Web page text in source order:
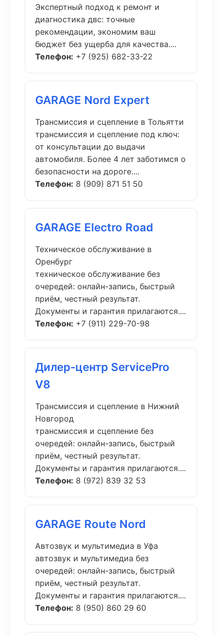
Экспертный подход к ремонт и
диагностика двс: точные
рекомендации, экономим ваш
бюджет без ущерба для качества....
Телефон: +7 (925) 682-33-22
GARAGE Nord Expert
Трансмиссия и сцепление в Тольятти
трансмиссия и сцепление под ключ:
от консультации до выдачи
автомобиля. Более 4 лет заботимся о
безопасности на дороге....
Телефон: 8 (909) 871 51 50
GARAGE Electro Road
Техническое обслуживание в
Оренбург
техническое обслуживание без
очередей: онлайн-запись, быстрый
приём, честный результат.
Документы и гарантия прилагаются....
Телефон: +7 (911) 229-70-98
Дилер-центр ServicePro
V8
Трансмиссия и сцепление в Нижний
Новгород
трансмиссия и сцепление без
очередей: онлайн-запись, быстрый
приём, честный результат.
Документы и гарантия прилагаются....
Телефон: 8 (972) 839 32 53
GARAGE Route Nord
Автозвук и мультимедиа в Уфа
автозвук и мультимедиа без
очередей: онлайн-запись, быстрый
приём, честный результат.
Документы и гарантия прилагаются....
Телефон: 8 (950) 860 29 60